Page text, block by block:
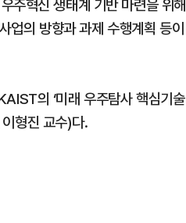
혁신 생태계 기반 마련을 위
업의 방향과 과제 수행계획 등
의 ‘미래 우주탐사 핵심기
형진 교수)다.